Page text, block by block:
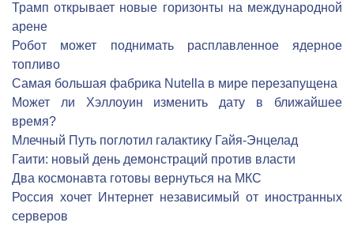
Трамп открывает новые горизонты на международной
арене
Робот может поднимать расплавленное ядерное
топливо
Самая большая фабрика Nutella в мире перезапущена
Может ли Хэллоуин изменить дату в ближайшее
время?
Млечный Путь поглотил галактику Гайя-Энцелад
Гаити: новый день демонстраций против власти
Два космонавта готовы вернуться на МКС
Россия хочет Интернет независимый от иностранных
серверов